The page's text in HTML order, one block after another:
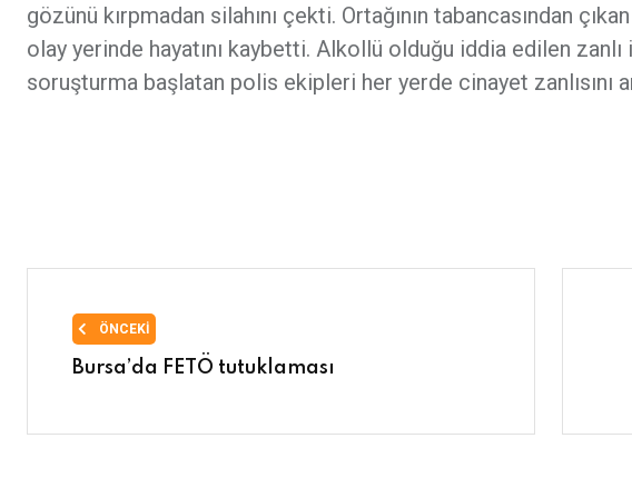
gözünü kırpmadan silahını çekti. Ortağının tabancasından
olay yerinde hayatını kaybetti. Alkollü olduğu iddia edilen
soruşturma başlatan polis ekipleri her yerde cinayet zanlısını
ÖNCEKI
Bursa’da FETÖ tutuklaması